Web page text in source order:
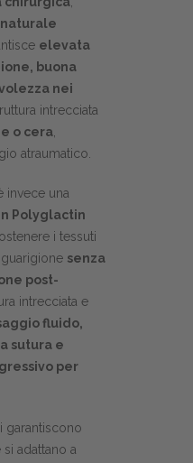
elevata
buona
nei
intrecciata
o cera,
atraumatico.
invece una
Polyglactin
i tessuti
senza
post-
intrecciata e
fluido,
sutura e
per
garantiscono
adattano a